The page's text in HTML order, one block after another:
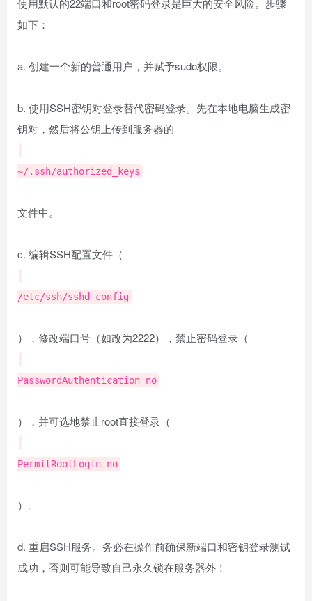
如下：
a. 创建一个新的普通用户，并赋予sudo权限。
b. 使用SSH密钥对登录替代密码登录。先在本地电脑生成密
钥对，然后将公钥上传到服务器的
~/.ssh/authorized_keys
文件中。
c. 编辑SSH配置文件（
/etc/ssh/sshd_config
），修改端口号（如改为2222），禁止密码登录（
PasswordAuthentication no
），并可选地禁止root直接登录（
PermitRootLogin no
）。
d. 重启SSH服务。务必在操作前确保新端口和密钥登录测试
成功，否则可能导致自己永久锁在服务器外！